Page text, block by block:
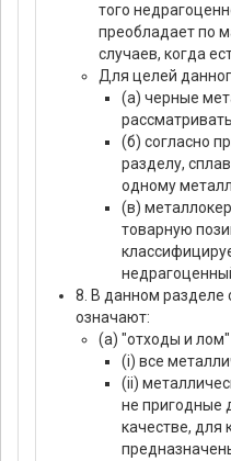
того
преобладает по
случаев, когда
Для целей
(а) черные
(б) согласно
разделу,
одному
(в)
товарную
8. В данном
означают:
(а) "отходы и лом"
(i) все
(ii)
не пригодные
качестве, для